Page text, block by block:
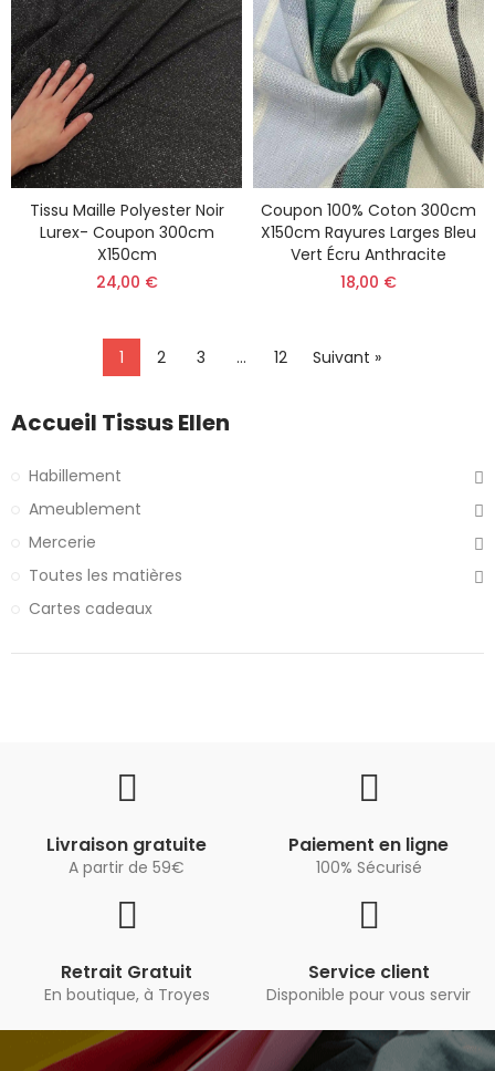
Tissu Maille Polyester Noir
Lurex- Coupon 300cm
X150cm
24,00 €
Coupon 100% Coton 300cm
X150cm Rayures Larges Bleu
Vert Écru Anthracite
18,00 €
1 2 3 … 12 Suivant »
Accueil Tissus Ellen
Habillement
Ameublement
Mercerie
Toutes les matières
Cartes cadeaux
Livraison gratuite
A partir de 59€
Paiement en ligne
100% Sécurisé
Retrait Gratuit
En boutique, à Troyes
Service client
Disponible pour vous servir